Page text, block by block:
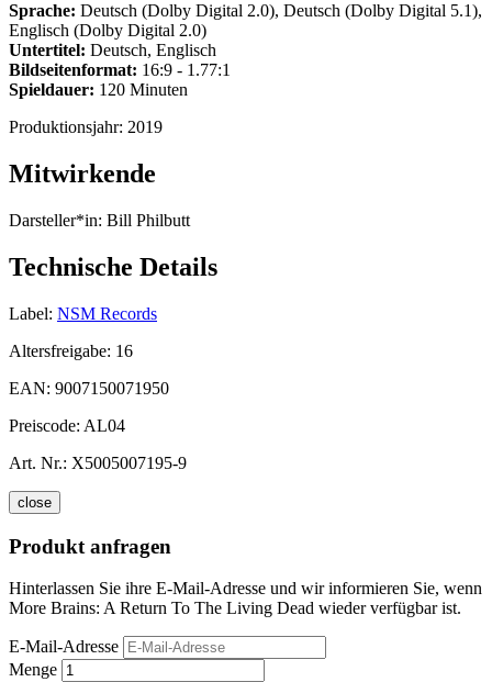
Sprache: Deutsch (Dolby Digital 2.0), Deutsch (Dolby Digital 5.1),
Englisch (Dolby Digital 2.0)
Untertitel: Deutsch, Englisch
Bildseitenformat: 16:9 - 1.77:1
Spieldauer: 120 Minuten
Produktionsjahr: 2019
Mitwirkende
Darsteller*in: Bill Philbutt
Technische Details
Label: NSM Records
Altersfreigabe: 16
EAN: 9007150071950
Preiscode: AL04
Art. Nr.: X5005007195-9
close
Produkt anfragen
Hinterlassen Sie ihre E-Mail-Adresse und wir informieren Sie, wenn
More Brains: A Return To The Living Dead wieder verfügbar ist.
E-Mail-Adresse
Menge